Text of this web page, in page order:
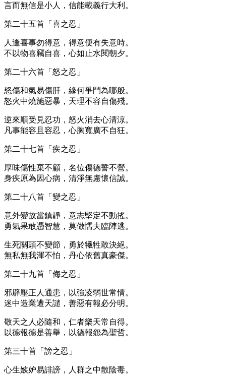
言而無信是小人，信能載義行大利。
第二十五首「喜之忍」
人逢喜事勿得意，得意便有失意時。
不以物喜竊自喜，心如止水閱朝夕。
第二十六首「怒之忍」
怒傷和氣易傷肝，緣何爭鬥為哪般。
怒火中燒施惡暴，天理不容自傷殘。
逆來順受見忍功，怒火消去心清涼。
凡事能容且容忍，心胸寬廣不自狂。
第二十七首「疾之忍」
厚味傷性棄不顧，名位傷德誓不營。
身疾原為因心病，清淨無慮懷信誠。
第二十八首「變之忍」
意外變故當鎮靜，意志堅定不動搖。
勇氣果敢憑智慧，莫做懦夫臨陣逃。
生死關頭不變節，勇於犧牲敢決絕。
無私無我渾不怕，丹心依舊真豪傑。
第二十九首「侮之忍」
邪辟壓正人通患，以強凌弱世常情。
迷中造業遭天譴，善惡有報必分明。
敬天之人必隨和，仁者樂天常自得。
以德報德是善舉，以德報怨為聖哲。
第三十首「謗之忍」
心生嫉妒易誹謗，人群之中散陰毒。